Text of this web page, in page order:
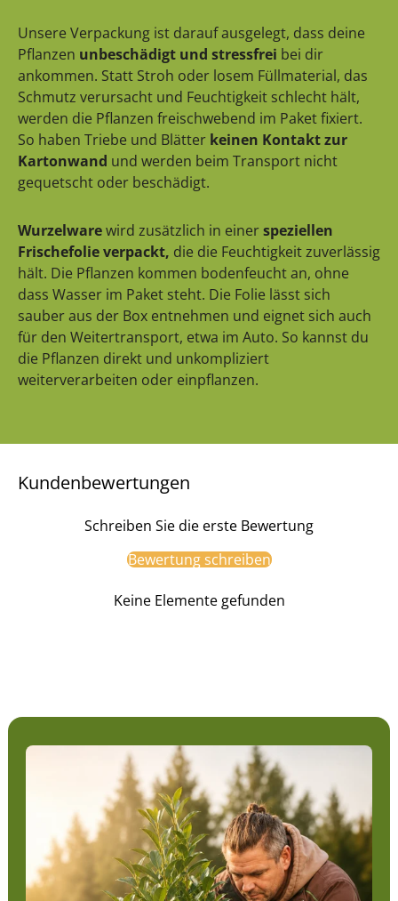
Unsere Verpackung ist darauf ausgelegt, dass deine
Pflanzen unbeschädigt und stressfrei bei dir
ankommen. Statt Stroh oder losem Füllmaterial, das
Schmutz verursacht und Feuchtigkeit schlecht hält,
werden die Pflanzen freischwebend im Paket fixiert.
So haben Triebe und Blätter keinen Kontakt zur
Kartonwand und werden beim Transport nicht
gequetscht oder beschädigt.
Wurzelwarewird zusätzlich in einerspeziellen
Frischefolie verpackt, die die Feuchtigkeit zuverlässig
hält. Die Pflanzen kommen bodenfeucht an, ohne
dass Wasser im Paket steht. Die Folie lässt sich
sauber aus der Box entnehmen und eignet sich auch
für den Weitertransport, etwa im Auto. So kannst du
die Pflanzen direkt und unkompliziert
weiterverarbeiten oder einpflanzen.
Kundenbewertungen
Schreiben Sie die erste Bewertung
Bewertung schreiben
Keine Elemente gefunden